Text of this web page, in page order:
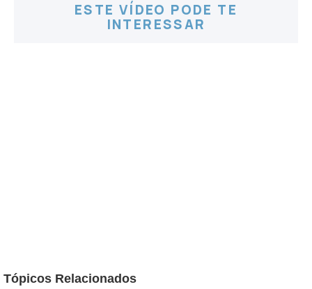
ESTE VÍDEO PODE TE
INTERESSAR
Tópicos Relacionados